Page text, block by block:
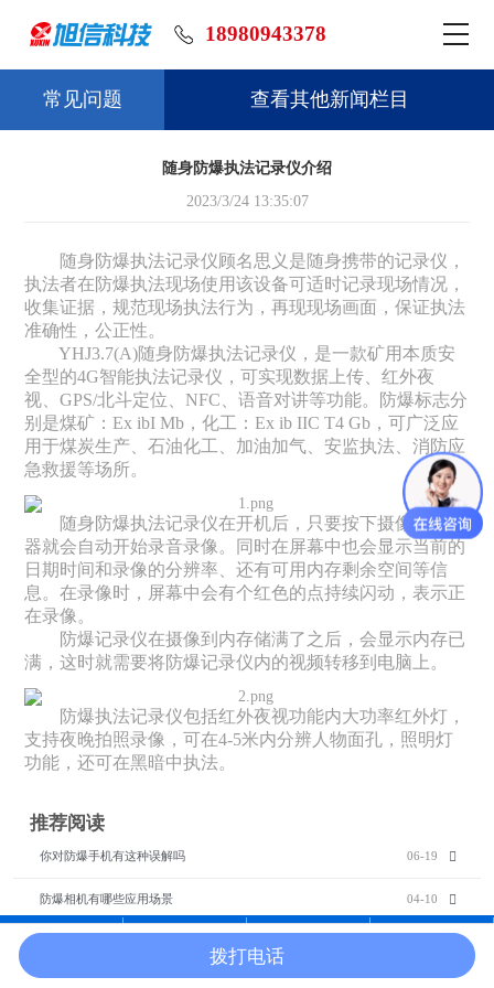
18980943378
常见问题 查看其他新闻栏目
随身防爆执法记录仪介绍
2023/3/24 13:35:07
随身防爆执法记录仪顾名思义是随身携带的记录仪，
执法者在防爆执法现场使用该设备可适时记录现场情况，
收集证据，规范现场执法行为，再现现场画面，保证执法
准确性，公正性。
YHJ3.7(A)随身防爆执法记录仪，是一款矿用本质安
全型的4G智能执法记录仪，可实现数据上传、红外夜
视、GPS/北斗定位、NFC、语音对讲等功能。防爆标志分
别是煤矿：Ex ibI Mb，化工：Ex ib IIC T4 Gb，可广泛应
用于煤炭生产、石油化工、加油加气、安监执法、消防应
急救援等场所。
随身防爆执法记录仪在开机后，只要按下摄像键，机
器就会自动开始录音录像。同时在屏幕中也会显示当前的
日期时间和录像的分辨率、还有可用内存剩余空间等信
息。在录像时，屏幕中会有个红色的点持续闪动，表示正
在录像。
防爆记录仪在摄像到内存储满了之后，会显示内存已
满，这时就需要将防爆记录仪内的视频转移到电脑上。
防爆执法记录仪包括红外夜视功能内大功率红外灯，
支持夜晚拍照录像，可在4-5米内分辨人物面孔，照明灯
功能，还可在黑暗中执法。
推荐阅读
06-19
你对防爆手机有这种误解吗
04-10
防爆相机有哪些应用场景
电话咨询 产品中心
拨打电话